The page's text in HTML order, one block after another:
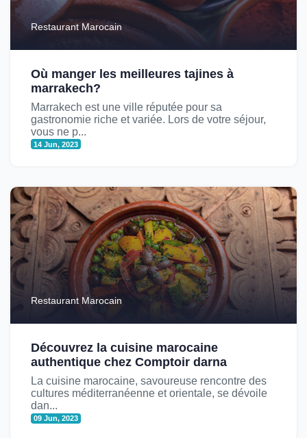
Restaurant Marocain
Où manger les meilleures tajines à
marrakech?
Marrakech est une ville réputée pour sa
gastronomie riche et variée. Lors de votre séjour,
vous ne p...
14 Jun, 2023
Restaurant Marocain
Découvrez la cuisine marocaine
authentique chez Comptoir darna
La cuisine marocaine, savoureuse rencontre des
cultures méditerranéenne et orientale, se dévoile
dan...
09 Jun, 2023